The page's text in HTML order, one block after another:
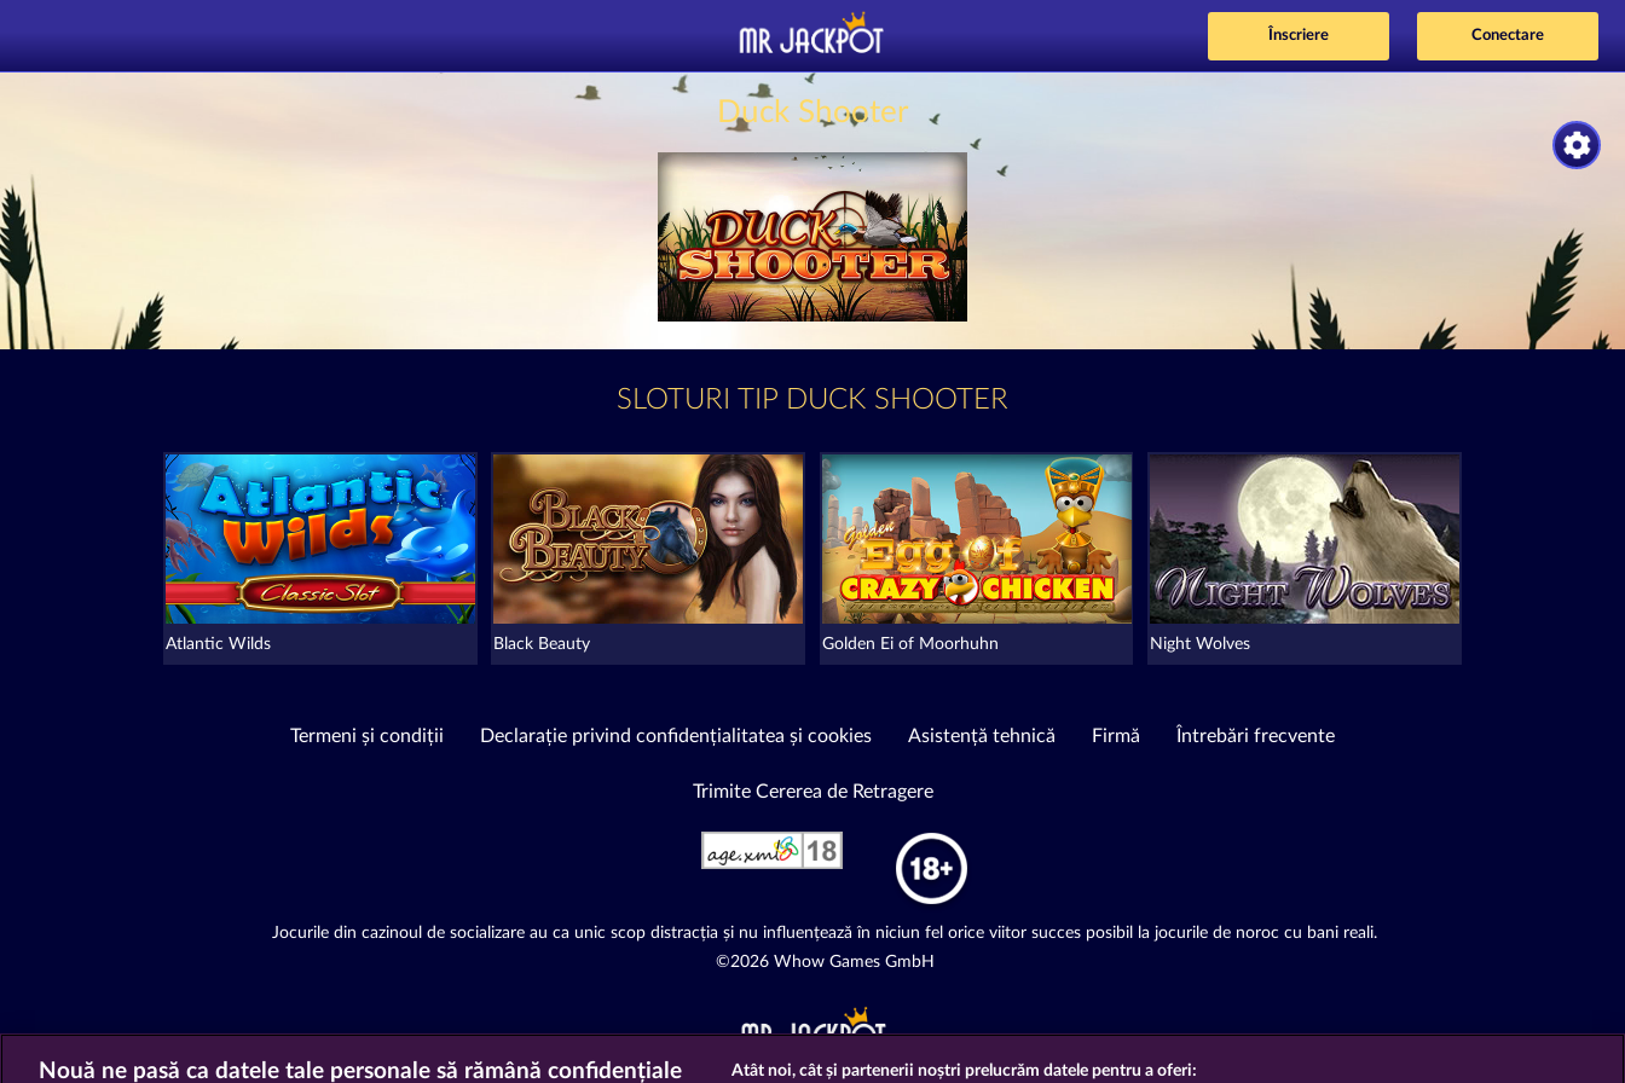
Înscriere Conectare
Duck Shooter
SLOTURI TIP DUCK SHOOTER
Atlantic Wilds Black Beauty Golden Ei of Moorhuhn Night Wolves
Termeni și condiții Declarație privind confidențialitatea și cookies Asistență tehnică Firmă Întrebări frecvente
Trimite Cererea de Retragere
Jocurile din cazinoul de socializare au ca unic scop distracția și nu influențează în niciun fel orice viitor succes posibil la jocurile de noroc cu bani reali.
©2026 Whow Games GmbH
Nouă ne pasă ca datele tale personale să rămână confidențiale Atât noi, cât și partenerii noștri prelucrăm datele pentru a oferi: